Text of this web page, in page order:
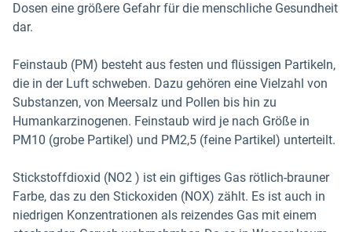
Dosen eine größere Gefahr für die menschliche Gesundheit
dar.
Feinstaub (PM) besteht aus festen und flüssigen Partikeln,
die in der Luft schweben. Dazu gehören eine Vielzahl von
Substanzen, von Meersalz und Pollen bis hin zu
Humankarzinogenen. Feinstaub wird je nach Größe in
PM10 (grobe Partikel) und PM2,5 (feine Partikel) unterteilt.
Stickstoffdioxid (NO2 ) ist ein giftiges Gas rötlich-brauner
Farbe, das zu den Stickoxiden (NOX) zählt. Es ist auch in
niedrigen Konzentrationen als reizendes Gas mit einem